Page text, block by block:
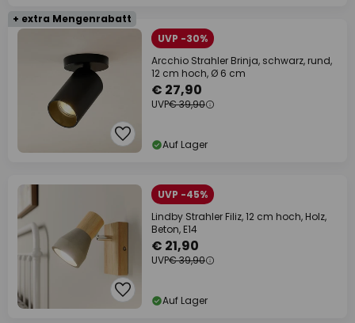
+ extra Mengenrabatt
UVP -30%
Arcchio Strahler Brinja, schwarz, rund,
12 cm hoch, Ø 6 cm
€ 27,90
UVP€ 39,90
Auf Lager
UVP -45%
Lindby Strahler Filiz, 12 cm hoch, Holz,
Beton, E14
€ 21,90
UVP€ 39,90
Auf Lager